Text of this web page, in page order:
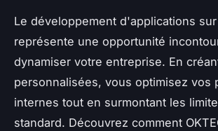
Le développement d'applications
représente une opportunité
dynamiser votre entreprise. En
personnalisées, vous optimisez vos
internes tout en surmontant les
standard. Découvrez comment